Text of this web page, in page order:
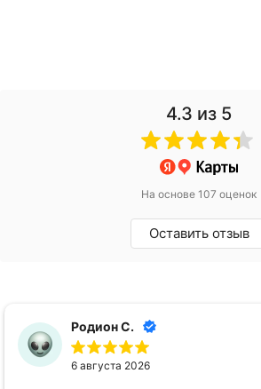
4.3 из 5
На основе 107 оценок
Оставить отзыв
Родион С.
6 августа 2026